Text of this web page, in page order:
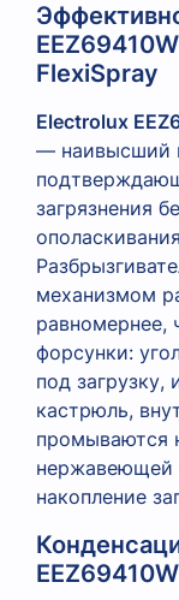
FlexiSpray
Electrolux
— наивысший
загрязнения
механизмом
равномернее,
форсунки:
под
кастрюль,
промываются
нержавеющей
накопление